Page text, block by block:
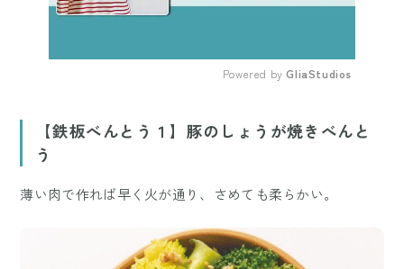
Powered by GliaStudios
【鉄板べんとう１】豚のしょうが焼きべんと
う
薄い肉で作れば早く火が通り、さめても柔らかい。